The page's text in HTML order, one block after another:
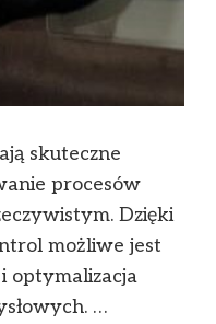
skuteczne
procesów
Dzięki
możliwe jest
optymalizacja
…